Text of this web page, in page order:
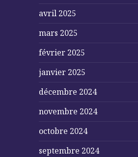
avril 2025
mars 2025
février 2025
janvier 2025
décembre 2024
novembre 2024
octobre 2024
septembre 2024